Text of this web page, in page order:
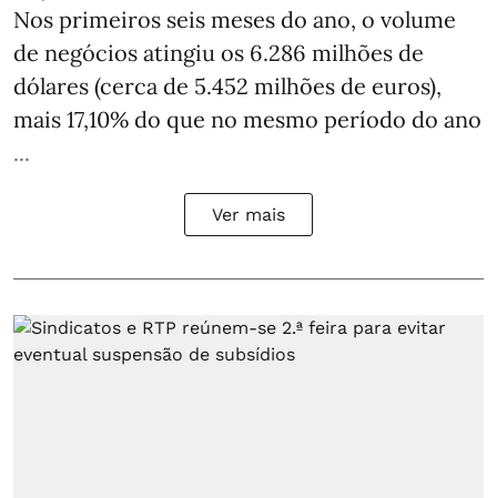
Nos primeiros seis meses do ano, o volume
de negócios atingiu os 6.286 milhões de
dólares (cerca de 5.452 milhões de euros),
mais 17,10% do que no mesmo período do ano
...
Ver mais